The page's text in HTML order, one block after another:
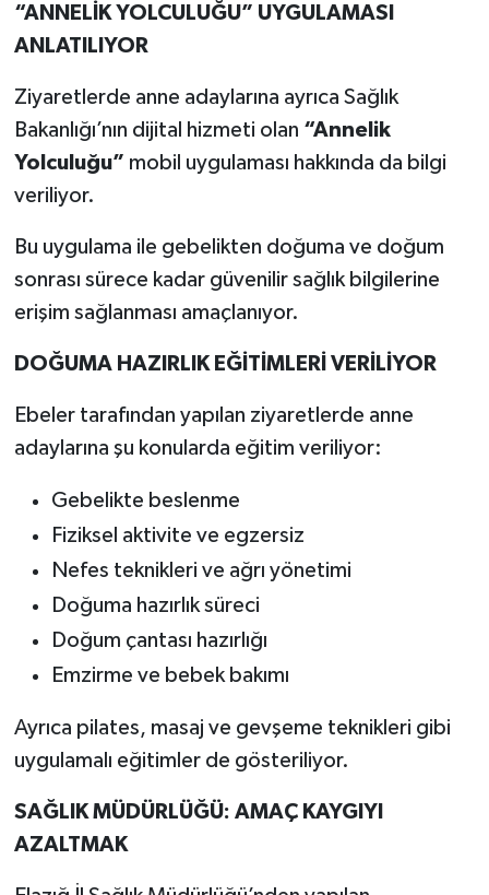
“ANNELİK YOLCULUĞU” UYGULAMASI
ANLATILIYOR
Ziyaretlerde anne adaylarına ayrıca Sağlık
Bakanlığı’nın dijital hizmeti olan “Annelik
Yolculuğu” mobil uygulaması hakkında da bilgi
veriliyor.
Bu uygulama ile gebelikten doğuma ve doğum
sonrası sürece kadar güvenilir sağlık bilgilerine
erişim sağlanması amaçlanıyor.
DOĞUMA HAZIRLIK EĞİTİMLERİ VERİLİYOR
Ebeler tarafından yapılan ziyaretlerde anne
adaylarına şu konularda eğitim veriliyor:
Gebelikte beslenme
Fiziksel aktivite ve egzersiz
Nefes teknikleri ve ağrı yönetimi
Doğuma hazırlık süreci
Doğum çantası hazırlığı
Emzirme ve bebek bakımı
Ayrıca pilates, masaj ve gevşeme teknikleri gibi
uygulamalı eğitimler de gösteriliyor.
SAĞLIK MÜDÜRLÜĞÜ: AMAÇ KAYGIYI
AZALTMAK